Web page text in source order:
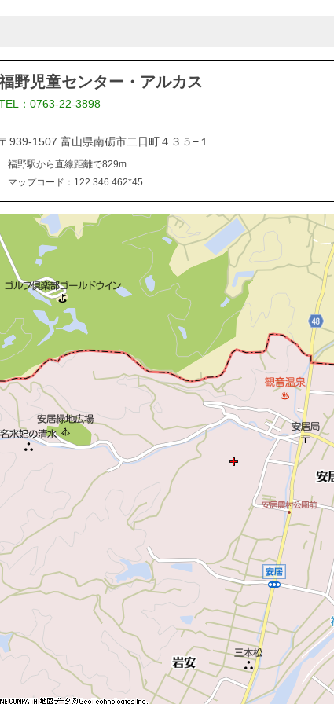
野児童センター・アルカス
：0763-22-3898
〒939-1507 富山県南砺市二日町４３５−１
福野駅から直線距離で829m
マップコード：122 346 462*45